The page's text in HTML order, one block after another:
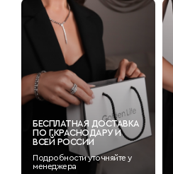
БЕСПЛАТНАЯ ДОСТАВКА
ПО Г.КРАСНОДАРУ И
ВСЕЙ РОССИИ
Подробности уточняйте у
менеджера